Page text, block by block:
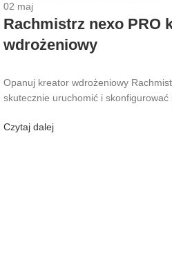
02 maj
Rachmistrz nexo PRO
wdrożeniowy
Opanuj kreator wdrożeniowy
skutecznie uruchomić i skonfigurować
Czytaj dalej